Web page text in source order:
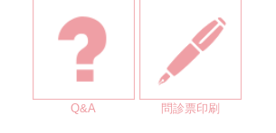
Q&A 問診票印刷